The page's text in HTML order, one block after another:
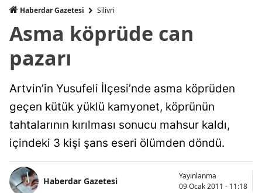
Haberdar Gazetesi Silivri
Asma köprüde can
pazarı
Artvin’in Yusufeli İlçesi’nde asma köprüden
geçen kütük yüklü kamyonet, köprünün
tahtalarının kırılması sonucu mahsur kaldı,
içindeki 3 kişi şans eseri ölümden döndü.
Haberdar Gazetesi
Yayınlanma
09 Ocak 2011 - 11:18